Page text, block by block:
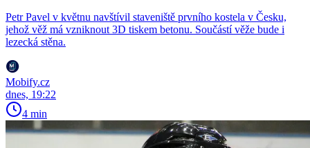
Petr Pavel v květnu navštívil staveniště prvního kostela v Česku,
jehož věž má vzniknout 3D tiskem betonu. Součástí věže bude i
lezecká stěna.
Mobify.cz
dnes, 19:22
4 min